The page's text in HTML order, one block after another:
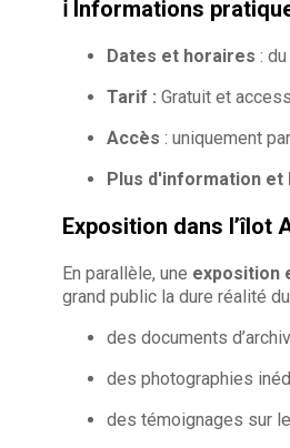
ℹ️ Informations
Dates et horaires :
Tarif : Gratuit et
Accès : uniquement
Plus d'information et
Exposition dans l’îlot
En parallèle, une exposition
grand public la dure réalité
des documents
des photographies
des témoignages sur